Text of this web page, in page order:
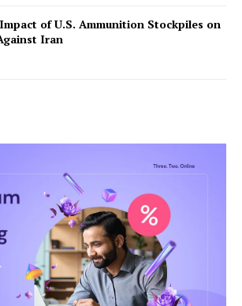
of U.S. Ammunition Stockpiles on
Iran